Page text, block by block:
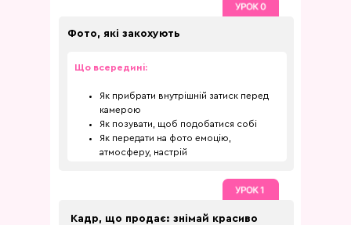
Фото, які закохують
Що всередині:
Як прибрати внутрішній затиск перед
камерою
Як позувати, щоб подобатися собі
Як передати на фото емоцію,
атмосферу, настрій
Кадр, що продає: знімай красиво